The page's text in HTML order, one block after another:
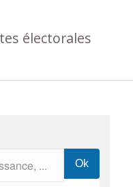
électorales